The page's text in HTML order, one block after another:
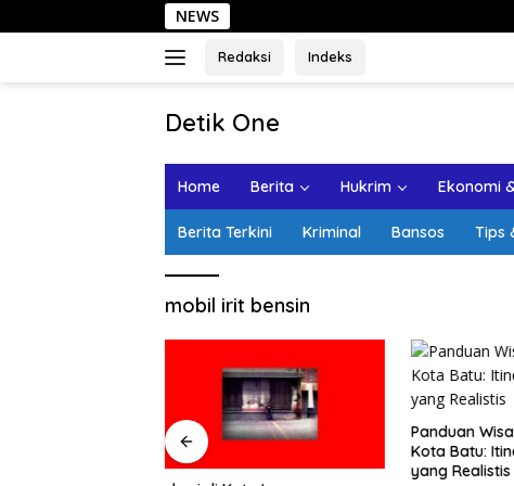
ke
NEWS
Redaksi Indeks
Detik One
Ungkap
Home Berita Hukrim Ekonomi
Berita Terkini Kriminal Bansos Tips
mobil irit bensin
Panduan Wisata Keluarga ke
Kota Batu: Itinerary Seharian
yang Realistis
Rute
7 Menu
Mudah